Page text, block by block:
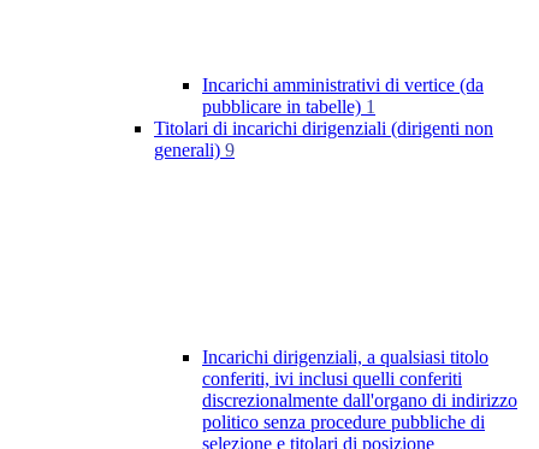
Incarichi amministrativi di vertice (da
pubblicare in tabelle) 1
Titolari di incarichi dirigenziali (dirigenti non
generali) 9
Incarichi dirigenziali, a qualsiasi titolo
conferiti, ivi inclusi quelli conferiti
discrezionalmente dall'organo di indirizzo
politico senza procedure pubbliche di
selezione e titolari di posizione